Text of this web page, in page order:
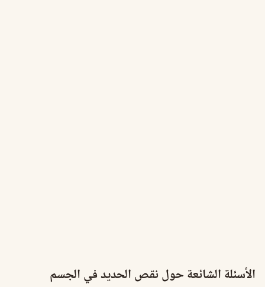
الأسئلة الشائعة حول نقص الحديد في الجسم